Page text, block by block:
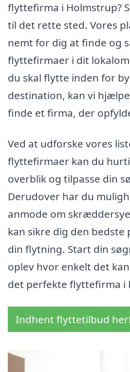
flyttefirma i Holmstrup?
til det rette sted. Vores
nemt for dig at finde og
flyttefirmaer i dit
du skal flytte inden for
destination, kan vi
finde et firma, der
Ved at udforske vores
flyttefirmaer kan du
overblik og tilpasse din
Derudover har du
anmode om
kan sikre dig den bedste
din flytning. Start din
oplev hvor enkelt det
det perfekte flyttefirma i
Indhent flyttetilbud her!